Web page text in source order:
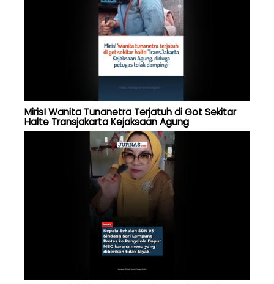
Miris! Wanita Tunanetra Terjatuh di Got Sekitar
Halte Transjakarta Kejaksaan Agung